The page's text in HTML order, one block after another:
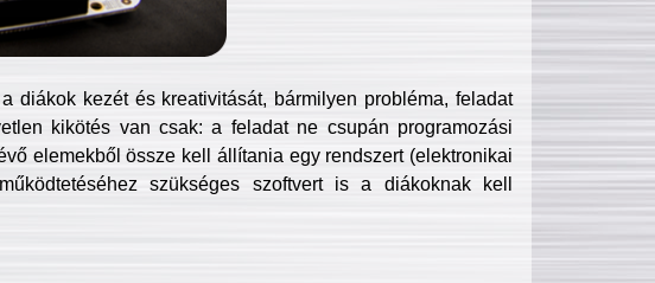
diákok kezét és kreativitását, bármilyen probléma, feladat
kikötés van csak: a feladat ne csupán programozási
elemekből össze kell állítania egy rendszert (elektronikai
szükséges szoftvert is a diákoknak kell